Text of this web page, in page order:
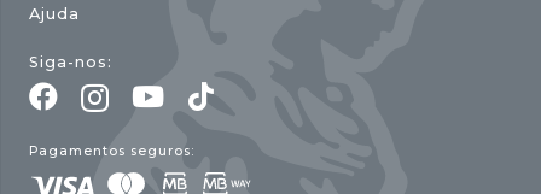
Ajuda
Siga-nos:
Pagamentos seguros: